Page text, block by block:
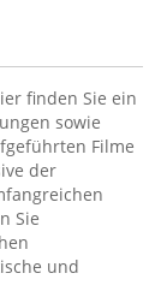
finden Sie ein
sowie
Filme
der
Sie
und